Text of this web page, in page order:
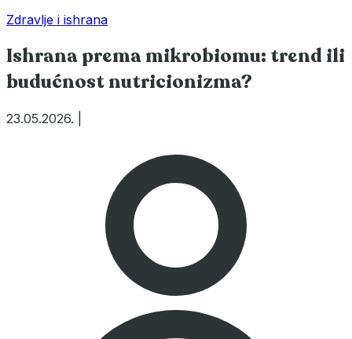
Zdravlje i ishrana
Ishrana prema mikrobiomu: trend ili
budućnost nutricionizma?
23.05.2026.